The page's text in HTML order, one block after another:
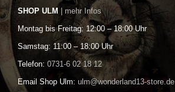
SHOP ULM | mehr Infos
Montag bis Freitag: 12:00 – 18:00 Uhr
Samstag: 11:00 – 18:00 Uhr
Telefon: 0731-6 02 18 12
Email Shop Ulm: ulm@wonderland13-store.de